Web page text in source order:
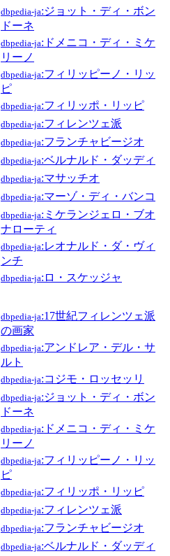
dbpedia-ja:ジョット・ディ・ボン
ドーネ
dbpedia-ja:ドメニコ・ディ・ミケ
リーノ
dbpedia-ja:フィリッピーノ・リッ
ピ
dbpedia-ja:フィリッポ・リッピ
dbpedia-ja:フィレンツェ派
dbpedia-ja:フランチャビージオ
dbpedia-ja:ベルナルド・ダッディ
dbpedia-ja:マサッチオ
dbpedia-ja:マーゾ・ディ・バンコ
dbpedia-ja:ミケランジェロ・ブオ
ナローティ
dbpedia-ja:レオナルド・ダ・ヴィ
ンチ
dbpedia-ja:ロ・スケッジャ
dbpedia-ja:17世紀フィレンツェ派
の画家
dbpedia-ja:アンドレア・デル・サ
ルト
dbpedia-ja:コジモ・ロッセッリ
dbpedia-ja:ジョット・ディ・ボン
ドーネ
dbpedia-ja:ドメニコ・ディ・ミケ
リーノ
dbpedia-ja:フィリッピーノ・リッ
ピ
dbpedia-ja:フィリッポ・リッピ
dbpedia-ja:フィレンツェ派
dbpedia-ja:フランチャビージオ
dbpedia-ja:ベルナルド・ダッディ